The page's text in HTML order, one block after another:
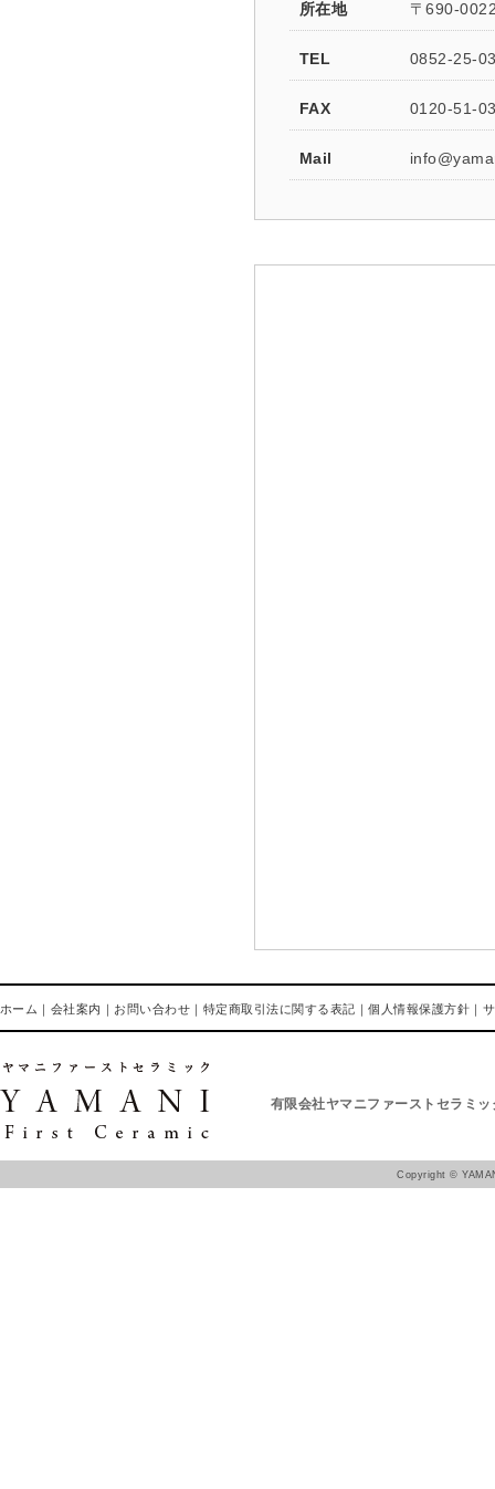
所在地 〒690-
TEL 0852-25-
FAX 0120-51-
Mail
ホーム ｜ 会社案内 ｜ お問い合わせ ｜ 特定商取引法に関する表記 ｜個人情報保護方針 ｜
有限会社ヤマニファーストセラミッ
Copyright ©